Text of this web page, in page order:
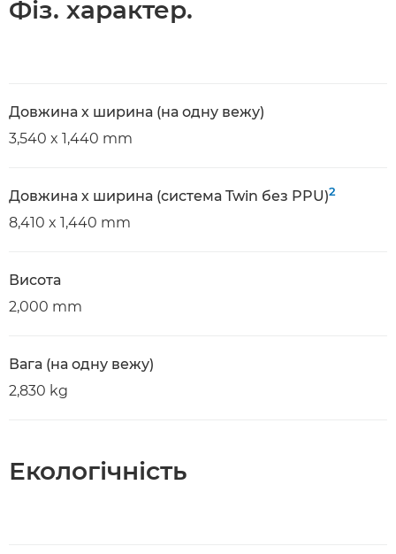
Фіз. характер.
Довжина х ширина (на одну вежу)
3,540 x 1,440 mm
Довжина х ширина (система Twin без PPU)2
8,410 x 1,440 mm
Висота
2,000 mm
Вага (на одну вежу)
2,830 kg
Екологічність